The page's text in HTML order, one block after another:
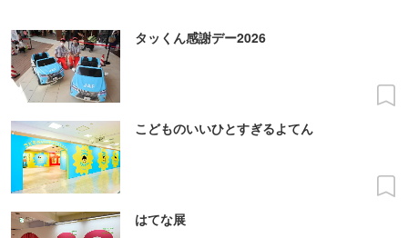
タッくん感謝デー2026
こどものいいひとすぎるよてん
はてな展